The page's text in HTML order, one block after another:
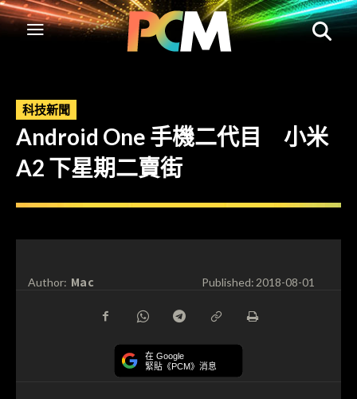
科技新聞
Android One 手機二代目 小米
A2 下星期二賣街
Author: Mac Published:2018-08-01
在 Google
緊貼《PCM》消息